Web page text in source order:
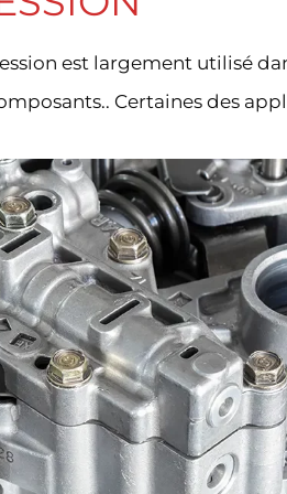
est largement utilisé
Certaines des